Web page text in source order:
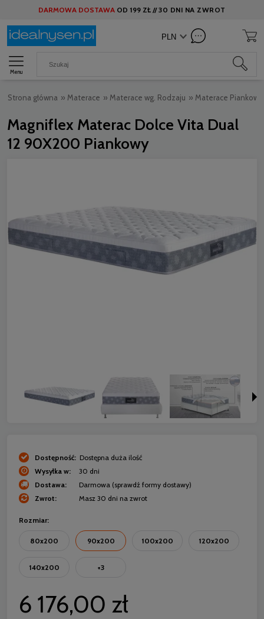
DARMOWA DOSTAWA OD 199 ZŁ //30 DNI NA ZWROT
Menu
Strona główna » Materace » Materace wg. Rodzaju » Materace Piankowe
Magniflex Materac Dolce Vita Dual
12 90X200 Piankowy
Dostępność: Dostępna duża ilość
Wysyłka w:
30 dni
Dostawa:
Darmowa (sprawdź formy dostawy)
Zwrot:
Masz 30 dni na zwrot
Rozmiar:
80x200 90x200 100x200 120x200
140x200 +3
6 176,00 zł